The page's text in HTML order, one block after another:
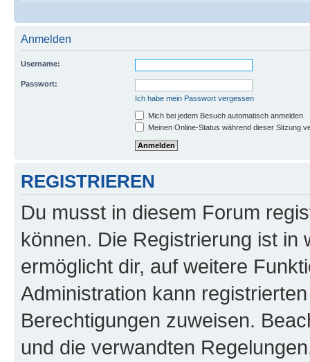
Anmelden
Username:
Passwort:
Ich habe mein Passwort vergessen
Mich bei jedem Besuch automatisch anmelden
Meinen Online-Status während dieser Sitzung
REGISTRIEREN
Du musst in diesem Forum
können. Die Registrierung ist in
ermöglicht dir, auf weitere
Administration kann
Berechtigungen zuweisen.
und die verwandten